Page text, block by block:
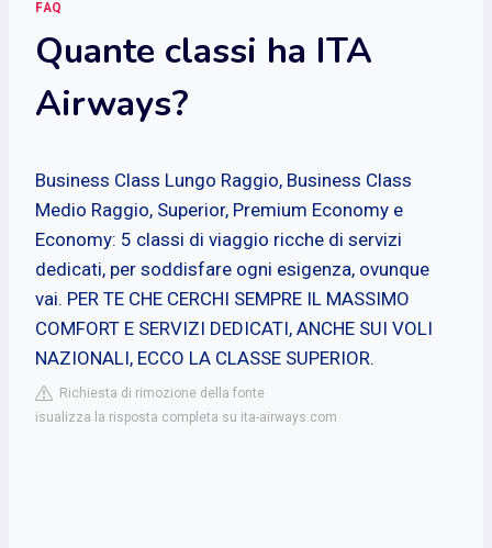
FAQ
Quante classi ha ITA
Airways?
Business Class Lungo Raggio, Business Class
Medio Raggio, Superior, Premium Economy e
Economy: 5 classi di viaggio ricche di servizi
dedicati, per soddisfare ogni esigenza, ovunque
vai. PER TE CHE CERCHI SEMPRE IL MASSIMO
COMFORT E SERVIZI DEDICATI, ANCHE SUI VOLI
NAZIONALI, ECCO LA CLASSE SUPERIOR.
Richiesta di rimozione della fonte
isualizza la risposta completa su ita-airways.com